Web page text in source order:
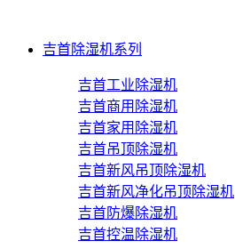
吉首除湿机系列
吉首工业除湿机
吉首商用除湿机
吉首家用除湿机
吉首吊顶除湿机
吉首新风吊顶除湿机
吉首新风净化吊顶除湿机
吉首防爆除湿机
吉首控温除湿机